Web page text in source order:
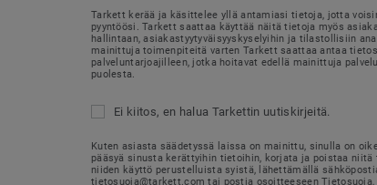
Tarkett kerää ja käsittelee yllä antamiasi tietoja, jotta
pyyntöösi. Tarkett saattaa käyttää näitä tietoja myös
hallintaan, asiakastyytyväisyyskyselyihin ja tilastollisiin
mainittuja toimenpiteitä varten Tarkett saattaa antaa
palveluntarjoajilleen, jotka hoitavat edellä mainittuja
puolesta.
Ei kiitos, en halua Tarkettin uutiskirjeitä.
Kuten asiasta säädetyssä laissa on mainittu, sinulla on
pääsyä sinusta kerättyihin tietoihin, korjata ja poistaa niitä
niiden käyttö perustelluista syistä, lähettämällä
tietosuoja@tarkett.com tai postia osoitteeseen Tietosuoja,